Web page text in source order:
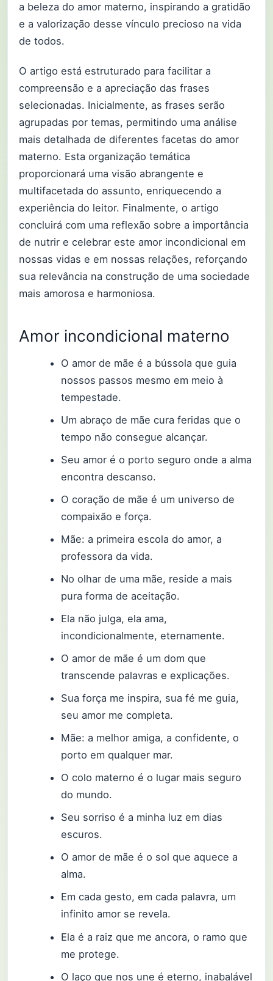
a beleza do amor materno, inspirando a gratidão
e a valorização desse vínculo precioso na vida
de todos.
O artigo está estruturado para facilitar a
compreensão e a apreciação das frases
selecionadas. Inicialmente, as frases serão
agrupadas por temas, permitindo uma análise
mais detalhada de diferentes facetas do amor
materno. Esta organização temática
proporcionará uma visão abrangente e
multifacetada do assunto, enriquecendo a
experiência do leitor. Finalmente, o artigo
concluirá com uma reflexão sobre a importância
de nutrir e celebrar este amor incondicional em
nossas vidas e em nossas relações, reforçando
sua relevância na construção de uma sociedade
mais amorosa e harmoniosa.
Amor incondicional materno
O amor de mãe é a bússola que guia
nossos passos mesmo em meio à
tempestade.
Um abraço de mãe cura feridas que o
tempo não consegue alcançar.
Seu amor é o porto seguro onde a alma
encontra descanso.
O coração de mãe é um universo de
compaixão e força.
Mãe: a primeira escola do amor, a
professora da vida.
No olhar de uma mãe, reside a mais
pura forma de aceitação.
Ela não julga, ela ama,
incondicionalmente, eternamente.
O amor de mãe é um dom que
transcende palavras e explicações.
Sua força me inspira, sua fé me guia,
seu amor me completa.
Mãe: a melhor amiga, a confidente, o
porto em qualquer mar.
O colo materno é o lugar mais seguro
do mundo.
Seu sorriso é a minha luz em dias
escuros.
O amor de mãe é o sol que aquece a
alma.
Em cada gesto, em cada palavra, um
infinito amor se revela.
Ela é a raiz que me ancora, o ramo que
me protege.
O laço que nos une é eterno, inabalável